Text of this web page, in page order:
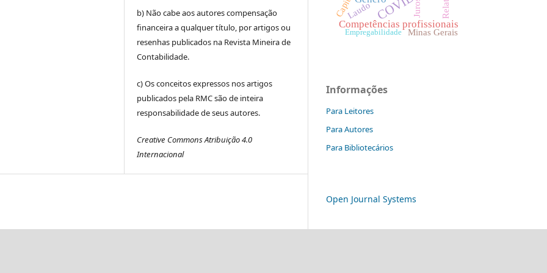
b) Não cabe aos autores compensação
financeira a qualquer título, por artigos ou
resenhas publicados na Revista Mineira de
Contabilidade.
c) Os conceitos expressos nos artigos
publicados pela RMC são de inteira
responsabilidade de seus autores.
Creative Commons Atribuição 4.0
Internacional
Competências profissionais
Juros
Laudo
Minas Gerais
Empregabilidade
Informações
Para Leitores
Para Autores
Para Bibliotecários
Open Journal Systems